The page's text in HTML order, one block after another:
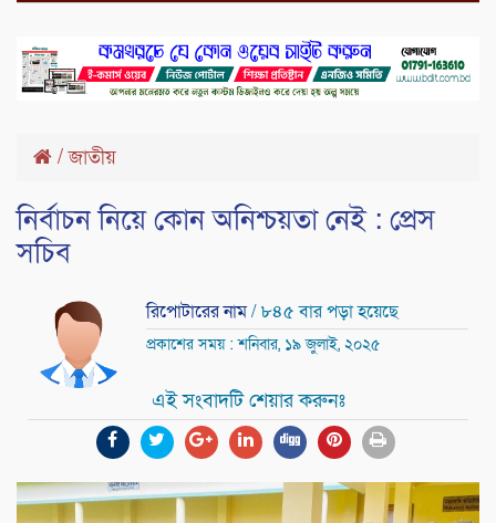
/জাতীয়
নির্বাচন নিয়ে কোন অনিশ্চয়তা নেই : প্রেস
সচিব
রিপোটারের নাম/ ৮৪৫ বার পড়া হয়েছে
প্রকাশের সময় : শনিবার, ১৯ জুলাই, ২০২৫
এই সংবাদটি শেয়ার করুনঃ